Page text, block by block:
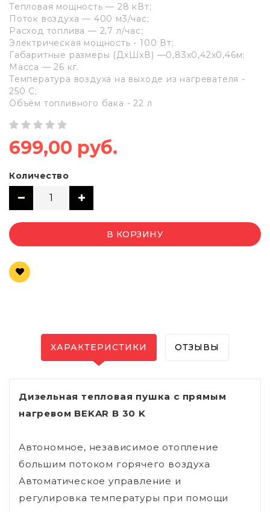
Тепловая мощность — 28 кВт;
Поток воздуха — 400 м3/час;
Расход топлива — 2,7 л/час;
Электрическая мощность - 100 Вт;
Габаритные размеры (ДхШхВ) —0,83х0,42х0,46м;
Масса — 26 кг.
Температура воздуха на выходе из нагревателя -
250 С;
Объём топливного бака - 22 л
699,00 руб.
Количество
В КОРЗИНУ
ХАРАКТЕРИСТИКИ ОТЗЫВЫ
Дизельная тепловая пушка с прямым
нагревом BEKAR B 30 K
Автономное, независимое отопление
большим потоком горячего воздуха
Автоматическое управление и
регулировка температуры при помощи